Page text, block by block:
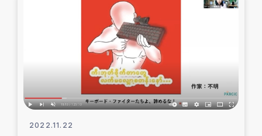
トルコ・シリア地震被災者支援
デニヤヤ小規模紅茶農家支援
コーヒー生産者支援
2022.11.22